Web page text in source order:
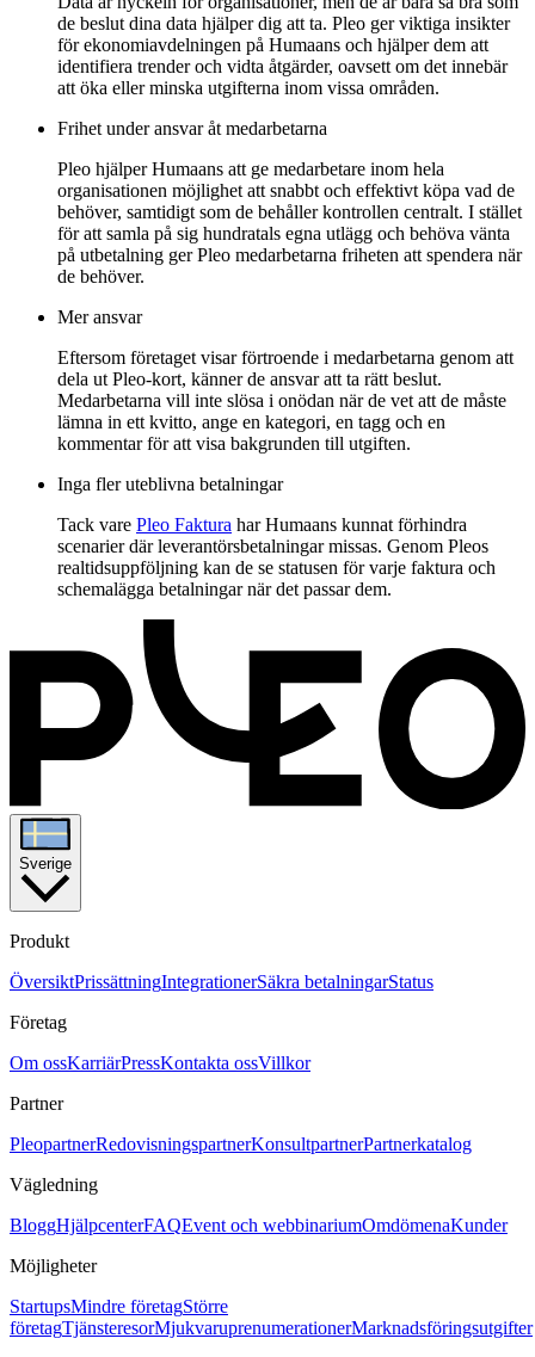
de beslut dina data hjälper dig att ta. Pleo ger viktiga insikter
för ekonomiavdelningen på Humaans och hjälper dem att
identifiera trender och vidta åtgärder, oavsett om det innebär
att öka eller minska utgifterna inom vissa områden.
Frihet under ansvar åt medarbetarna
Pleo hjälper Humaans att ge medarbetare inom hela
organisationen möjlighet att snabbt och effektivt köpa vad de
behöver, samtidigt som de behåller kontrollen centralt. I stället
för att samla på sig hundratals egna utlägg och behöva vänta
på utbetalning ger Pleo medarbetarna friheten att spendera när
de behöver.
Mer ansvar
Eftersom företaget visar förtroende i medarbetarna genom att
dela ut Pleo-kort, känner de ansvar att ta rätt beslut.
Medarbetarna vill inte slösa i onödan när de vet att de måste
lämna in ett kvitto, ange en kategori, en tagg och en
kommentar för att visa bakgrunden till utgiften.
Inga fler uteblivna betalningar
Tack vare Pleo Faktura har Humaans kunnat förhindra
scenarier där leverantörsbetalningar missas. Genom Pleos
realtidsuppföljning kan de se statusen för varje faktura och
schemalägga betalningar när det passar dem.
Sverige
Produkt
ÖversiktPrissättningIntegrationerSäkra betalningarStatus
Företag
Om ossKarriärPressKontakta ossVillkor
Partner
PleopartnerRedovisningspartnerKonsultpartnerPartnerkatalog
Vägledning
BloggHjälpcenterFAQEvent och webbinariumOmdömenaKunder
Möjligheter
StartupsMindre företagStörre
företagTjänsteresorMjukvaruprenumerationerMarknadsföringsutgifter